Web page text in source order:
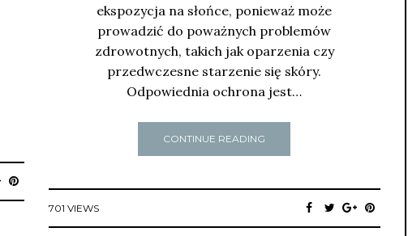
ekspozycja na słońce, ponieważ może
prowadzić do poważnych problemów
zdrowotnych, takich jak oparzenia czy
przedwczesne starzenie się skóry.
Odpowiednia ochrona jest…
CONTINUE READING
701 VIEWS